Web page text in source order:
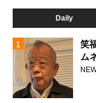
Daily
笑
ム